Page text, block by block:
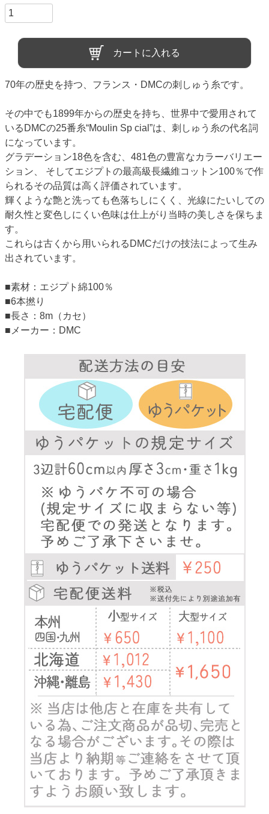
カートに入れる
70年の歴史を持つ、フランス・DMCの刺しゅう糸です。
その中でも1899年からの歴史を持ち、世界中で愛用されて
いるDMCの25番糸“Moulin Sp cial”は、刺しゅう糸の代名詞
になっています。
グラデーション18色を含む、481色の豊富なカラーバリエー
ション、 そしてエジプトの最高級長繊維コットン100％で作
られるその品質は高く評価されています。
輝くような艶と洗っても色落ちしにくく、光線にたいしての
耐久性と変色しにくい色味は仕上がり当時の美しさを保ちま
す。
これらは古くから用いられるDMCだけの技法によって生み
出されています。
■素材：エジプト綿100％
■6本撚り
■長さ：8m（カセ）
■メーカー：DMC